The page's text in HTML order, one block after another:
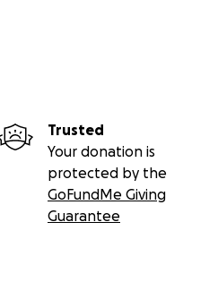
Trusted
Your donation is
protected by the
GoFundMe Giving
Guarantee